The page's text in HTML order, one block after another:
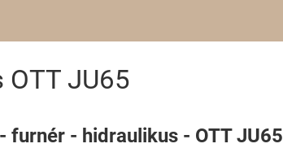
OTT JU65
furnér - hidraulikus - OTT JU65